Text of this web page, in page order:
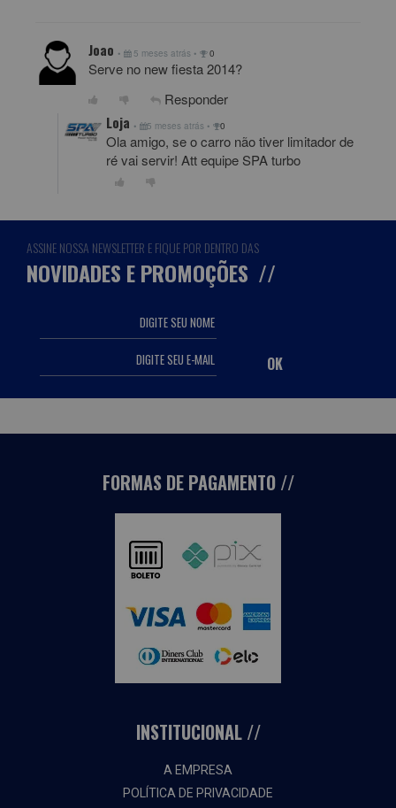
Joao • 5 meses atrás • 0
Serve no new fiesta 2014?
Responder
Loja • 5 meses atrás • 0
Ola amigo, se o carro não tiver limitador de
ré vai servir! Att equipe SPA turbo
ASSINE NOSSA NEWSLETTER E FIQUE POR DENTRO DAS
NOVIDADES E PROMOÇÕES
FORMAS DE PAGAMENTO
INSTITUCIONAL
A EMPRESA
POLÍTICA DE PRIVACIDADE